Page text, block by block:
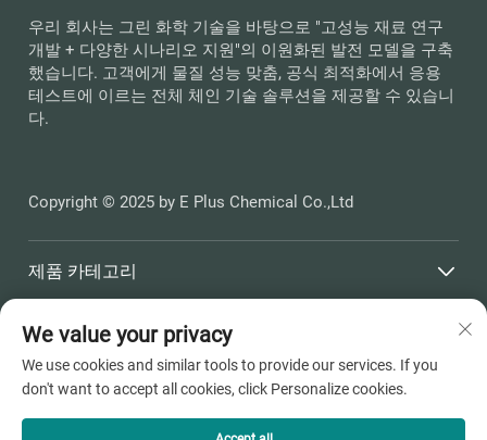
우리 회사는 그린 화학 기술을 바탕으로 "고성능 재료 연구
개발 + 다양한 시나리오 지원"의 이원화된 발전 모델을 구축
했습니다. 고객에게 물질 성능 맞춤, 공식 최적화에서 응용
테스트에 이르는 전체 체인 기술 솔루션을 제공할 수 있습니
다.
Copyright © 2025 by E Plus Chemical Co.,Ltd
제품 카테고리
빠른 링크
연락처 정보
We value your privacy
We use cookies and similar tools to provide our services. If you
don't want to accept all cookies, click Personalize cookies.